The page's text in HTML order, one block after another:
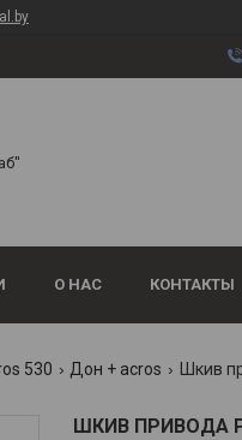
О НАС КОНТАКТЫ
530 Дон + acros Шкив
ШКИВ ПРИВОДА